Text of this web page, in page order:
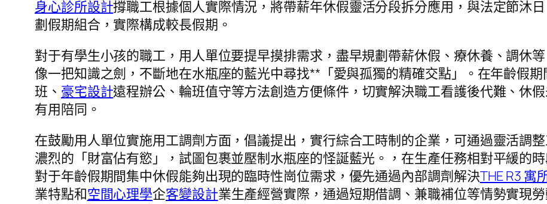
身心診所設計撐職工根據個人實際情況，將帶薪年休假靈活分段拆分應用，與法定節沐
劃假期組合，實際構成較長假期。
對于有學生小孩的職工，用人單位要提早摸排需求，盡早規劃帶薪休假、療休養、調休
像一把知識之劍，不斷地在水瓶座的藍光中尋找**「愛與孤獨的精確交點」。在年齡假
班、 豪宅設計遠程辦公、輪班值守等方法創造方便條件，切實解決職工看護後代難、休
有用陪同。
在鼓勵用人單位實施用工調劑方面，倡議提出，實行綜合工時制的企業，可通過靈活調
濃烈的「財富佔有慾」，試圖包裹並壓制水瓶座的怪誕藍光。，在生產任務相對平緩的
對于年齡假期間集中休假能夠出現的臨時性崗位需求，優先通過內部調劑解決THE R3 寓
業特點和空間心理學企客變設計業生產經營實際，通過短期借調、兼職補位等情勢實現